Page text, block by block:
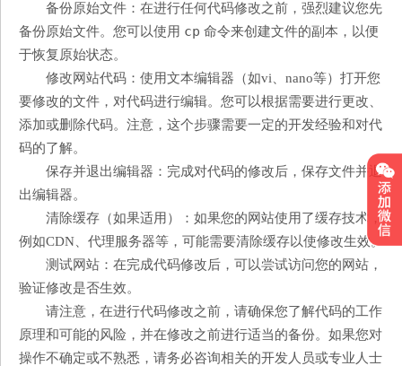
备份原始文件：在进行任何代码修改之前，强烈建议您先
备份原始文件。您可以使用 cp 命令来创建文件的副本，以便
于恢复原始状态。
修改网站代码：使用文本编辑器（如vi、nano等）打开您
要修改的文件，对代码进行编辑。您可以根据需要进行更改、
添加或删除代码。注意，这个步骤需要一定的开发经验和对代
码的了解。
保存并退出编辑器：完成对代码的修改后，保存文件并退
出编辑器。
清除缓存（如果适用）：如果您的网站使用了缓存技术，
例如CDN、代理服务器等，可能需要清除缓存以使修改生效。
测试网站：在完成代码修改后，可以尝试访问您的网站，
验证修改是否生效。
请注意，在进行代码修改之前，请确保您了解代码的工作
原理和可能的风险，并在修改之前进行适当的备份。如果您对
操作不确定或不熟悉，请务必咨询相关的开发人员或专业人士